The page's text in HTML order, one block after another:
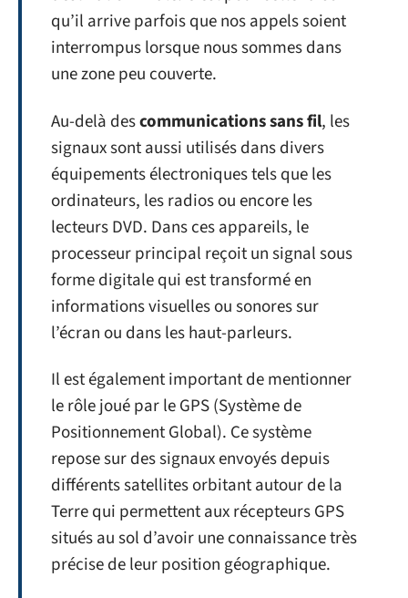
qu’il arrive parfois que nos appels soient
interrompus lorsque nous sommes dans
une zone peu couverte.
Au-delà descommunications sans fil, les
signaux sont aussi utilisés dans divers
équipements électroniques tels que les
ordinateurs, les radios ou encore les
lecteurs DVD. Dans ces appareils, le
processeur principal reçoit un signal sous
forme digitale qui est transformé en
informations visuelles ou sonores sur
l’écran ou dans les haut-parleurs.
Il est également important de mentionner
le rôle joué par le GPS (Système de
Positionnement Global). Ce système
repose sur des signaux envoyés depuis
différents satellites orbitant autour de la
Terre qui permettent aux récepteurs GPS
situés au sol d’avoir une connaissance très
précise de leur position géographique.